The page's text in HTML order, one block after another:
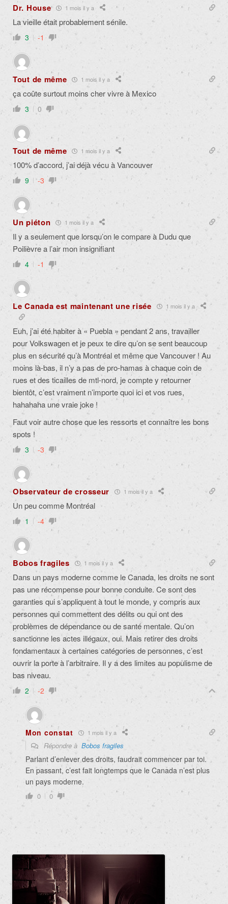
Dr. House 1 mois il y a
La vieille était probablement sénile.
3 -1
Tout de même 1 mois il y a
ça coûte surtout moins cher vivre à Mexico
3 0
Tout de même 1 mois il y a
100% d’accord, j’ai déjà vécu à Vancouver
9 -3
Un piéton 1 mois il y a
Il y a seulement que lorsqu’on le compare à Dudu que
Poilièvre a l’air mon insignifiant
4 -1
Le Canada est maintenant une risée 1 mois il y a
Euh, j’ai été habiter à « Puebla » pendant 2 ans, travailler
pour Volkswagen et je peux te dire qu’on se sent beaucoup
plus en sécurité qu’à Montréal et même que Vancouver ! Au
moins là-bas, il n’y a pas de pro-hamas à chaque coin de
rues et des ticailles de mtl-nord, je compte y retourner
bientôt, c’est vraiment n’importe quoi ici et vos rues,
hahahaha une vraie joke !
Faut voir autre chose que les ressorts et connaître les bons
spots !
3 -3
Observateur de crosseur 1 mois il y a
Un peu comme Montréal
1 -4
Bobos fragiles 1 mois il y a
Dans un pays moderne comme le Canada, les droits ne sont
pas une récompense pour bonne conduite. Ce sont des
garanties qui s’appliquent à tout le monde, y compris aux
personnes qui commettent des délits ou qui ont des
problèmes de dépendance ou de santé mentale. Qu’on
sanctionne les actes illégaux, oui. Mais retirer des droits
fondamentaux à certaines catégories de personnes, c’est
ouvrir la porte à l’arbitraire. Il y a des limites au populisme de
bas niveau.
2 -2
Mon constat 1 mois il y a
Répondre à Bobos fragiles
Parlant d’enlever des droits, faudrait commencer par toi.
En passant, c’est fait longtemps que le Canada n’est plus
un pays moderne.
0 0